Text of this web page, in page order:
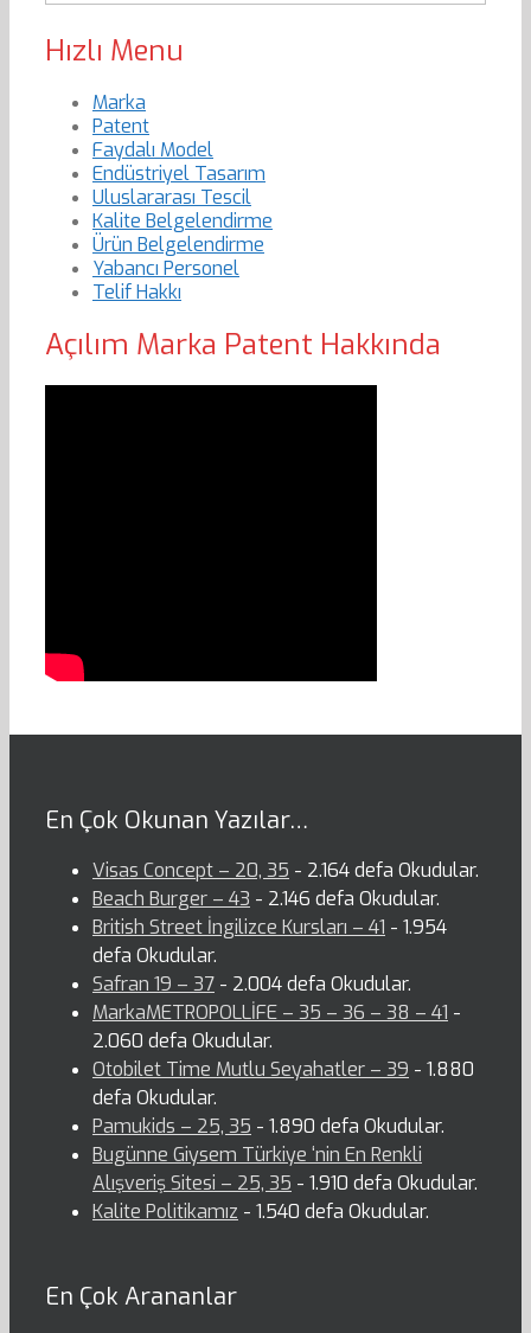
Hızlı Menu
Marka
Patent
Faydalı Model
Endüstriyel Tasarım
Uluslararası Tescil
Kalite Belgelendirme
Ürün Belgelendirme
Yabancı Personel
Telif Hakkı
Açılım Marka Patent Hakkında
En Çok Okunan Yazılar…
Visas Concept – 20, 35 - 2.164 defa Okudular.
Beach Burger – 43 - 2.146 defa Okudular.
British Street İngilizce Kursları – 41 - 1.954
defa Okudular.
Safran 19 – 37 - 2.004 defa Okudular.
MarkaMETROPOLLİFE – 35 – 36 – 38 – 41 -
2.060 defa Okudular.
Otobilet Time Mutlu Seyahatler – 39 - 1.880
defa Okudular.
Pamukids – 25, 35 - 1.890 defa Okudular.
Bugünne Giysem Türkiye ‘nin En Renkli
Alışveriş Sitesi – 25, 35 - 1.910 defa Okudular.
Kalite Politikamız - 1.540 defa Okudular.
En Çok Arananlar